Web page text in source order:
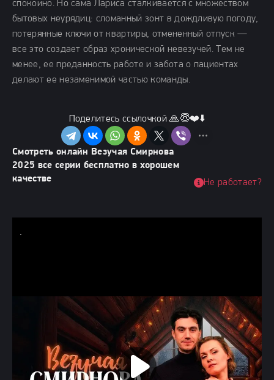
спокойно. Но сама Лариса сталкивается с множеством
бытовых неурядиц: сломанный зонт в дождливую погоду,
потерянные ключи от квартиры, отмененный отпуск —
все это создает образ хронической невезучей. Тем не
менее, ее преданность работе и забота о пациентах
делают ее незаменимой частью команды.
Поделитесь ссылочкой 🙏😇❤️⬇️
Смотреть онлайн Везучая Смирнова
2025 все серии бесплатно в хорошем
качестве
Не работает?